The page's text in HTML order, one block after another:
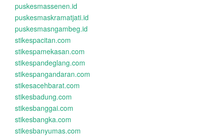
puskesmassenen.id
puskesmaskramatjati.id
puskesmasngambeg.id
stikespacitan.com
stikespamekasan.com
stikespandeglang.com
stikespangandaran.com
stikesacehbarat.com
stikesbadung.com
stikesbanggai.com
stikesbangka.com
stikesbanyumas.com